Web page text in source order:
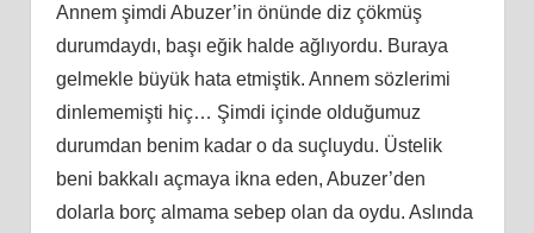
Annem şimdi Abuzer’in önünde diz çökmüş
durumdaydı, başı eğik halde ağlıyordu. Buraya
gelmekle büyük hata etmiştik. Annem sözlerimi
dinlememişti hiç… Şimdi içinde olduğumuz
durumdan benim kadar o da suçluydu. Üstelik
beni bakkalı açmaya ikna eden, Abuzer’den
dolarla borç almama sebep olan da oydu. Aslında